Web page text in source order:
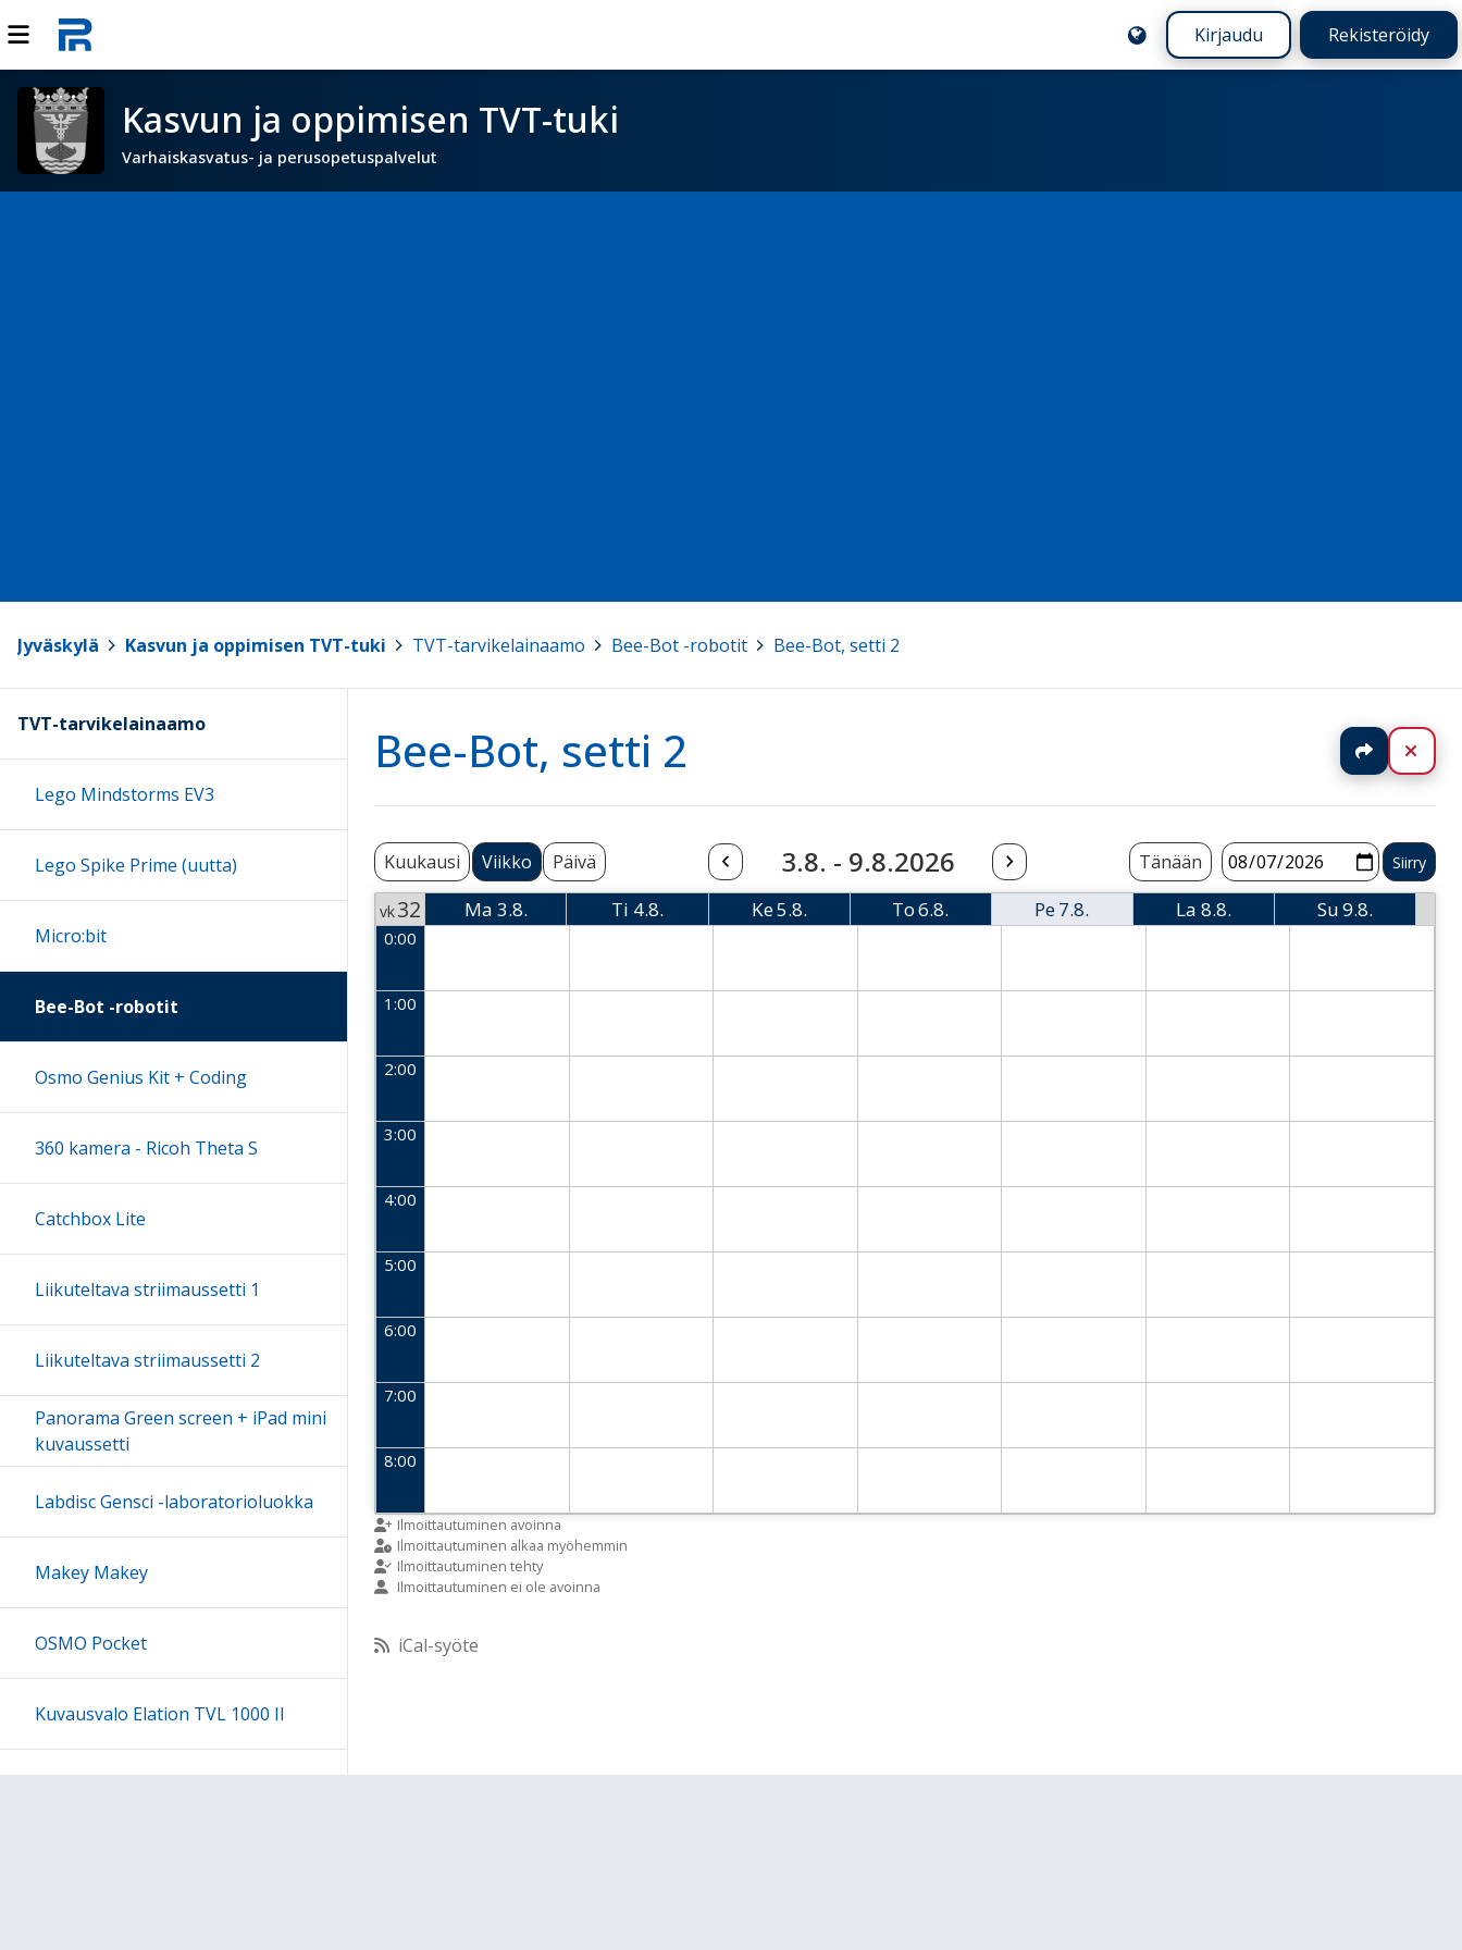
Kirjaudu Rekisteröidy
Kasvun ja oppimisen TVT-tuki
Varhaiskasvatus- ja perusopetuspalvelut
Jyväskylä Kasvun ja oppimisen TVT-tuki TVT-tarvikelainaamo Bee-Bot -robotit Bee-Bot, setti 2
Bee-Bot, setti 2 Jaa
Kuukausi Viikko Päivä 3.8. - 9.8.2026 Tänään
vk32
Week 32
Ma 3.8.
Ti 4.8.
Ke5.8.
To6.8.
Pe7.8.
La 8.8.
Su9.8.
0:00
1:00
2:00
3:00
4:00
5:00
6:00
7:00
8:00
9:00
10:00
11:00
Ilmoittautuminen avoinna
Ilmoittautuminen alkaa myöhemmin
Ilmoittautuminen tehty
Ilmoittautuminen ei ole avoinna
iCal-syöte
TVT-tarvikelainaamo
Lego Mindstorms EV3
Lego Spike Prime (uutta)
Micro:bit
Bee-Bot -robotit
Osmo Genius Kit + Coding
360 kamera - Ricoh Theta S
Catchbox Lite
Liikuteltava striimaussetti 1
Liikuteltava striimaussetti 2
Panorama Green screen + iPad mini
kuvaussetti
Labdisc Gensci -laboratorioluokka
Makey Makey
OSMO Pocket
Kuvausvalo Elation TVL 1000 II